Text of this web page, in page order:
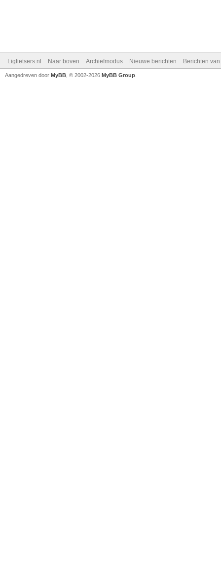
Ligfietsers.nl Naar boven Archiefmodus Nieuwe berichten Berichten
Aangedreven door MyBB , © 2002-2026 MyBB Group